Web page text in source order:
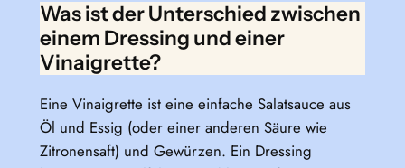
Was ist der Unterschied zwischen
einem Dressing und einer
Vinaigrette?
Eine Vinaigrette ist eine einfache Salatsauce aus
Öl und Essig (oder einer anderen Säure wie
Zitronensaft) und Gewürzen. Ein Dressing